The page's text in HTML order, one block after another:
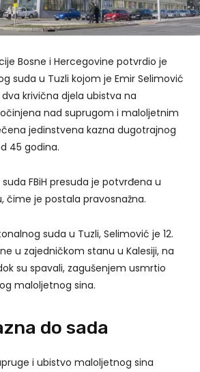
Bosne i Hercegovine potvrdio je
suda u Tuzli kojom je Emir Selimović
krivična djela ubistva na
nad suprugom i maloljetnim
jedinstvena kazna dugotrajnog
45 godina.
FBiH presuda je potvrđena u
čime je postala pravosnažna.
suda u Tuzli, Selimović je 12.
u zajedničkom stanu u Kalesiji, na
su spavali, zagušenjem usmrtio
maloljetnog sina.
do sada
i ubistvo maloljetnog sina